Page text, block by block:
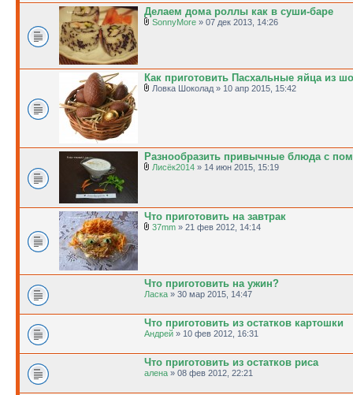
Делаем дома роллы как в суши-баре
SonnyMore » 07 дек 2013, 14:26
Как приготовить Пасхальные яйца из
Ловка Шоколад » 10 апр 2015, 15:42
Разнообразить привычные блюда с
Лисёк2014 » 14 июн 2015, 15:19
Что приготовить на завтрак
37mm » 21 фев 2012, 14:14
Что приготовить на ужин?
Ласка » 30 мар 2015, 14:47
Что приготовить из остатков картошки
Андрей » 10 фев 2012, 16:31
Что приготовить из остатков риса
алена » 08 фев 2012, 22:21